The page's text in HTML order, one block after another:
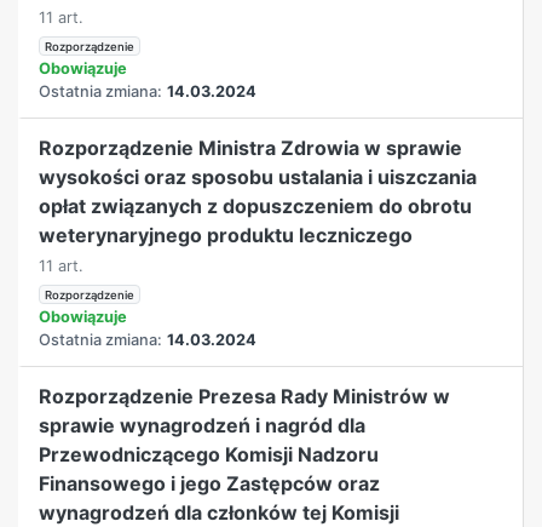
11 art.
Rozporządzenie
Obowiązuje
Ostatnia zmiana: 14.03.2024
Rozporządzenie Ministra Zdrowia w sprawie
wysokości oraz sposobu ustalania i uiszczania
opłat związanych z dopuszczeniem do obrotu
weterynaryjnego produktu leczniczego
11 art.
Rozporządzenie
Obowiązuje
Ostatnia zmiana: 14.03.2024
Rozporządzenie Prezesa Rady Ministrów w
sprawie wynagrodzeń i nagród dla
Przewodniczącego Komisji Nadzoru
Finansowego i jego Zastępców oraz
wynagrodzeń dla członków tej Komisji